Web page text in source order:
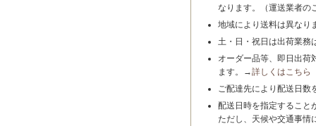
なります。（運送業者の
地域により送料は異なり
土・日・祝日は出荷業務
オーダー品等、即日出荷
ます。→詳しくはこちら
ご配達先により配送日数
配送日時を指定すること
ただし、天候や交通事情